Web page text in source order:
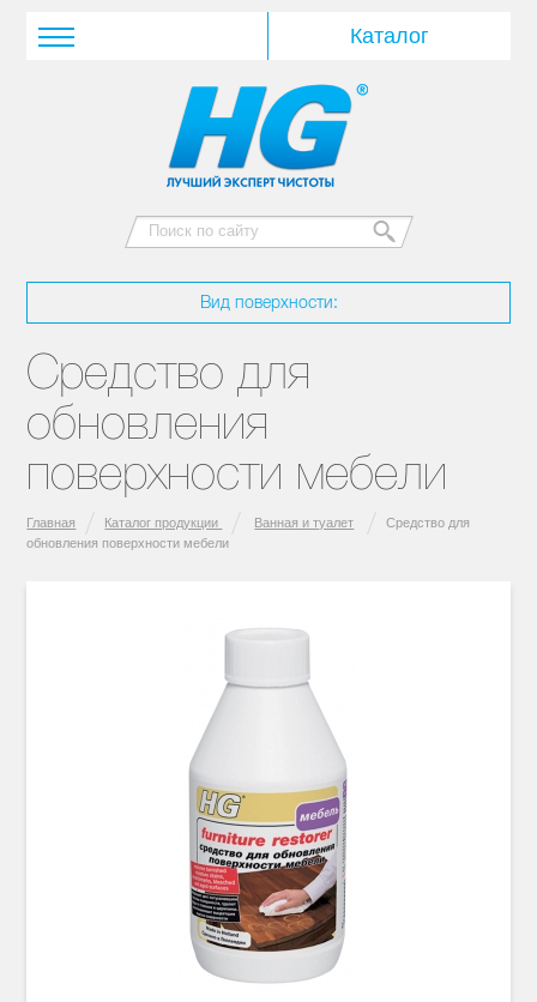
Вид поверхности:
Средство для
обновления
поверхности мебели
Главная Каталог продукции Ванная и туалет
Средство для
обновления поверхности мебели